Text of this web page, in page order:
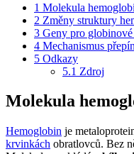
1 Molekula
2 Změny struktury
3 Geny pro globinové
4 Mechanismus
5 Odkazy
5.1 Zdroj
Molekula
Hemoglobin je
krvinkách obratlovců. Bez